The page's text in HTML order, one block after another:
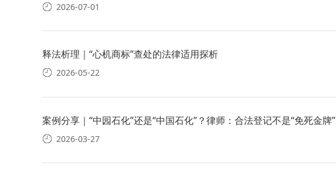
2026-07-01
释法析理｜“心机商标”查处的法律适用探析
2026-05-22
案例分享｜“中园石化”还是“中国石化”？律师：合法登记不是“免死金牌”
2026-03-27